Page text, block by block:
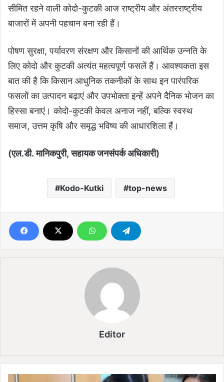
सीमित रहने वाली कोदो-कुटकी आज राष्ट्रीय और अंतरराष्ट्रीय
बाजारों में अपनी पहचान बना रही हैं।
पोषण सुरक्षा, पर्यावरण संरक्षण और किसानों की आर्थिक उन्नति के
लिए कोदो और कुटकी अत्यंत महत्वपूर्ण फसलें हैं। आवश्यकता इस
बात की है कि किसान आधुनिक तकनीकों के साथ इन पारंपरिक
फसलों का उत्पादन बढ़ाएं और उपभोक्ता इन्हें अपने दैनिक भोजन का
हिस्सा बनाएं। कोदो-कुटकी केवल अनाज नहीं, बल्कि स्वस्थ
समाज, उत्तम कृषि और समृद्ध भविष्य की आधारशिला हैं।
(एल.डी. मानिकपुरी, सहायक जनसंपर्क अधिकारी)
Kodo-Kutki top-news
Editor